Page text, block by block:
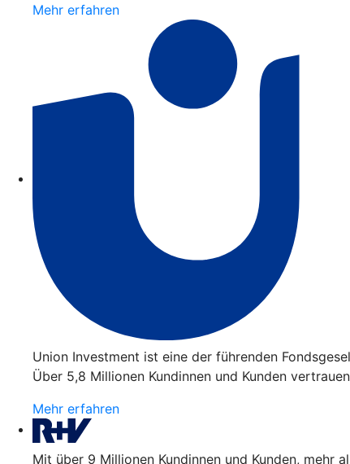
Mehr erfahren
Union Investment ist eine der führenden
Über 5,8 Millionen Kundinnen und Kunden
Mehr erfahren
Mit über 9 Millionen Kundinnen und Kunden, mehr